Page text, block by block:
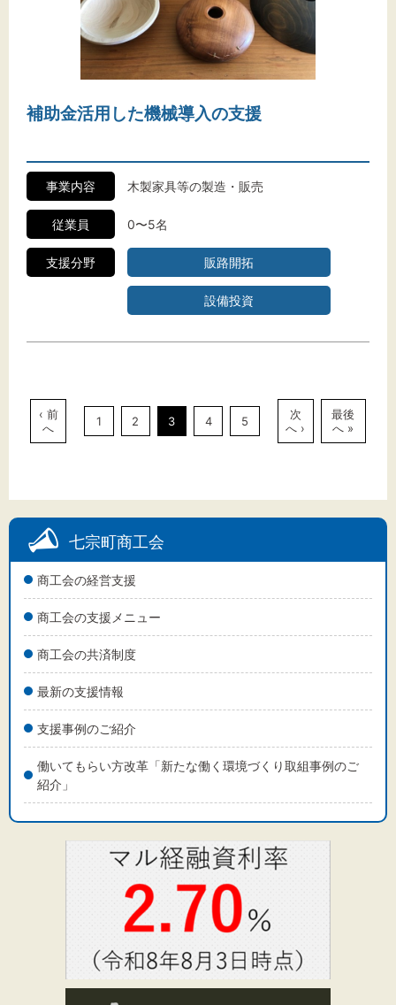
七宗町商工会
商工会の経営支援
商工会の支援メニュー
商工会の共済制度
最新の支援情報
支援事例のご紹介
働いてもらい方改革「新たな働く環境づくり取組事例のご
紹介」
補助金活用した機械導入の支援
事業内容 木製家具等の製造・販売
従業員 0〜5名
支援分野 販路開拓
設備投資
‹ 前
へ
1 2 3 4 5
次
へ ›
最後
へ »